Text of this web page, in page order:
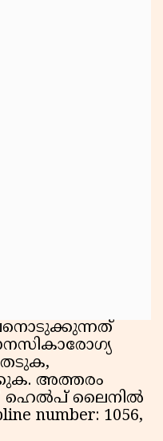
അത്തരം
ഹെല്‍പ് ലൈനില്‍
number: 1056,